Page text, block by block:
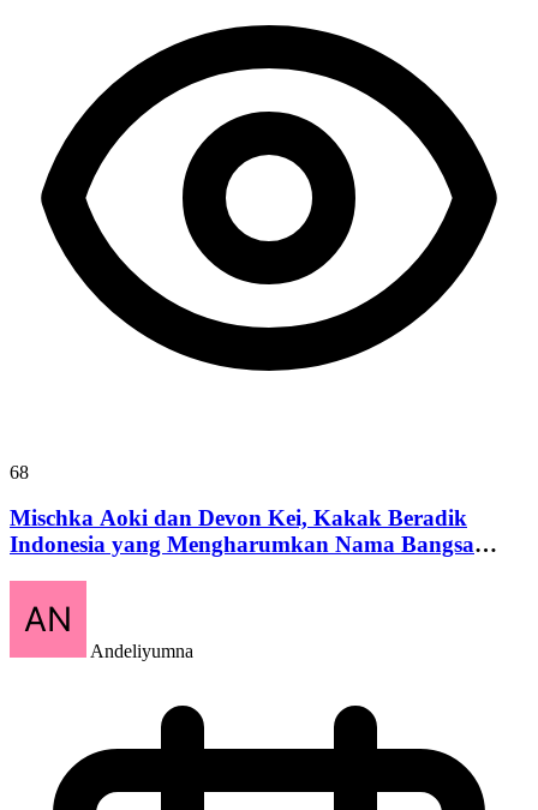
68
Mischka Aoki dan Devon Kei, Kakak Beradik
Indonesia yang Mengharumkan Nama Bangsa
Andeliyumna